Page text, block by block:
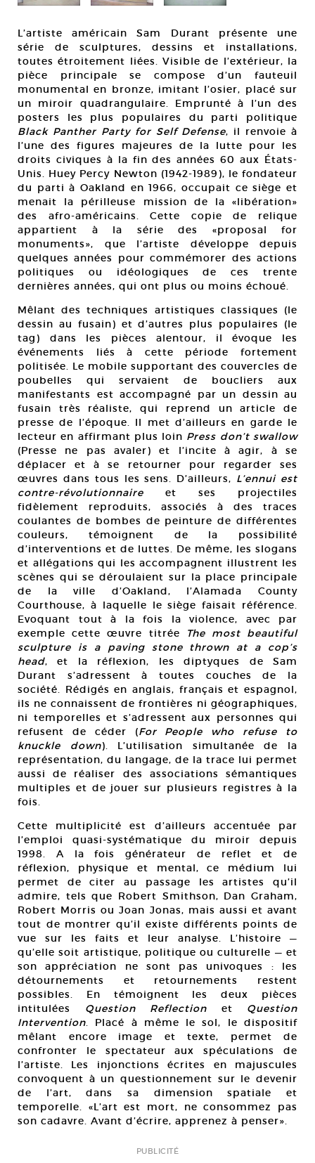
L’artiste américain Sam Durant présente une
série de sculptures, dessins et installations,
toutes étroitement liées. Visible de l’extérieur, la
pièce principale se compose d’un fauteuil
monumental en bronze, imitant l’osier, placé sur
un miroir quadrangulaire. Emprunté à l’un des
posters les plus populaires du parti politique
Black Panther Party for Self Defense, il renvoie à
l’une des figures majeures de la lutte pour les
droits civiques à la fin des années 60 aux États-
Unis. Huey Percy Newton (1942-1989), le fondateur
du parti à Oakland en 1966, occupait ce siège et
menait la périlleuse mission de la «libération»
des afro-américains. Cette copie de relique
appartient à la série des «proposal for
monuments», que l’artiste développe depuis
quelques années pour commémorer des actions
politiques ou idéologiques de ces trente
dernières années, qui ont plus ou moins échoué.
Mêlant des techniques artistiques classiques (le
dessin au fusain) et d’autres plus populaires (le
tag) dans les pièces alentour, il évoque les
événements liés à cette période fortement
politisée. Le mobile supportant des couvercles de
poubelles qui servaient de boucliers aux
manifestants est accompagné par un dessin au
fusain très réaliste, qui reprend un article de
presse de l’époque. Il met d’ailleurs en garde le
lecteur en affirmant plus loin Press don’t swallow
(Presse ne pas avaler) et l’incite à agir, à se
déplacer et à se retourner pour regarder ses
œuvres dans tous les sens. D’ailleurs, L’ennui est
contre-révolutionnaire et ses projectiles
fidèlement reproduits, associés à des traces
coulantes de bombes de peinture de différentes
couleurs, témoignent de la possibilité
d’interventions et de luttes. De même, les slogans
et allégations qui les accompagnent illustrent les
scènes qui se déroulaient sur la place principale
de la ville d’Oakland, l’Alamada County
Courthouse, à laquelle le siège faisait référence.
Evoquant tout à la fois la violence, avec par
exemple cette œuvre titrée
The most beautiful
sculpture is a paving stone thrown at a cop’s
head, et la réflexion, les diptyques de Sam
Durant s’adressent à toutes couches de la
société. Rédigés en anglais, français et espagnol,
ils ne connaissent de frontières ni géographiques,
ni temporelles et s’adressent aux personnes qui
refusent de céder (For People who refuse to
knuckle down). L’utilisation simultanée de la
représentation, du langage, de la trace lui permet
aussi de réaliser des associations sémantiques
multiples et de jouer sur plusieurs registres à la
fois.
Cette multiplicité est d’ailleurs accentuée par
l’emploi quasi-systématique du miroir depuis
1998. A la fois générateur de reflet et de
réflexion, physique et mental, ce médium lui
permet de citer au passage les artistes qu’il
admire, tels que Robert Smithson, Dan Graham,
Robert Morris ou Joan Jonas, mais aussi et avant
tout de montrer qu’il existe différents points de
vue sur les faits et leur analyse. L’histoire —
qu’elle soit artistique, politique ou culturelle — et
son appréciation ne sont pas univoques : les
détournements et retournements restent
possibles. En témoignent les deux pièces
intitulées Question Reflection et Question
Intervention. Placé à même le sol, le dispositif
mêlant encore image et texte, permet de
confronter le spectateur aux spéculations de
l’artiste. Les injonctions écrites en majuscules
convoquent à un questionnement sur le devenir
de l’art, dans sa dimension spatiale et
temporelle. «L’art est mort, ne consommez pas
son cadavre. Avant d’écrire, apprenez à penser».
PUBLICITÉ